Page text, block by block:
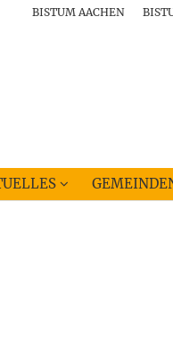
BISTUM AACHEN